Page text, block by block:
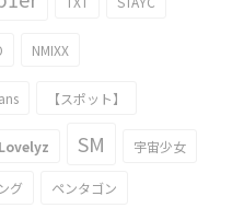
NMIXX
【スポット】
Lovelyz SM 宇宙少女
グ ペンタゴン